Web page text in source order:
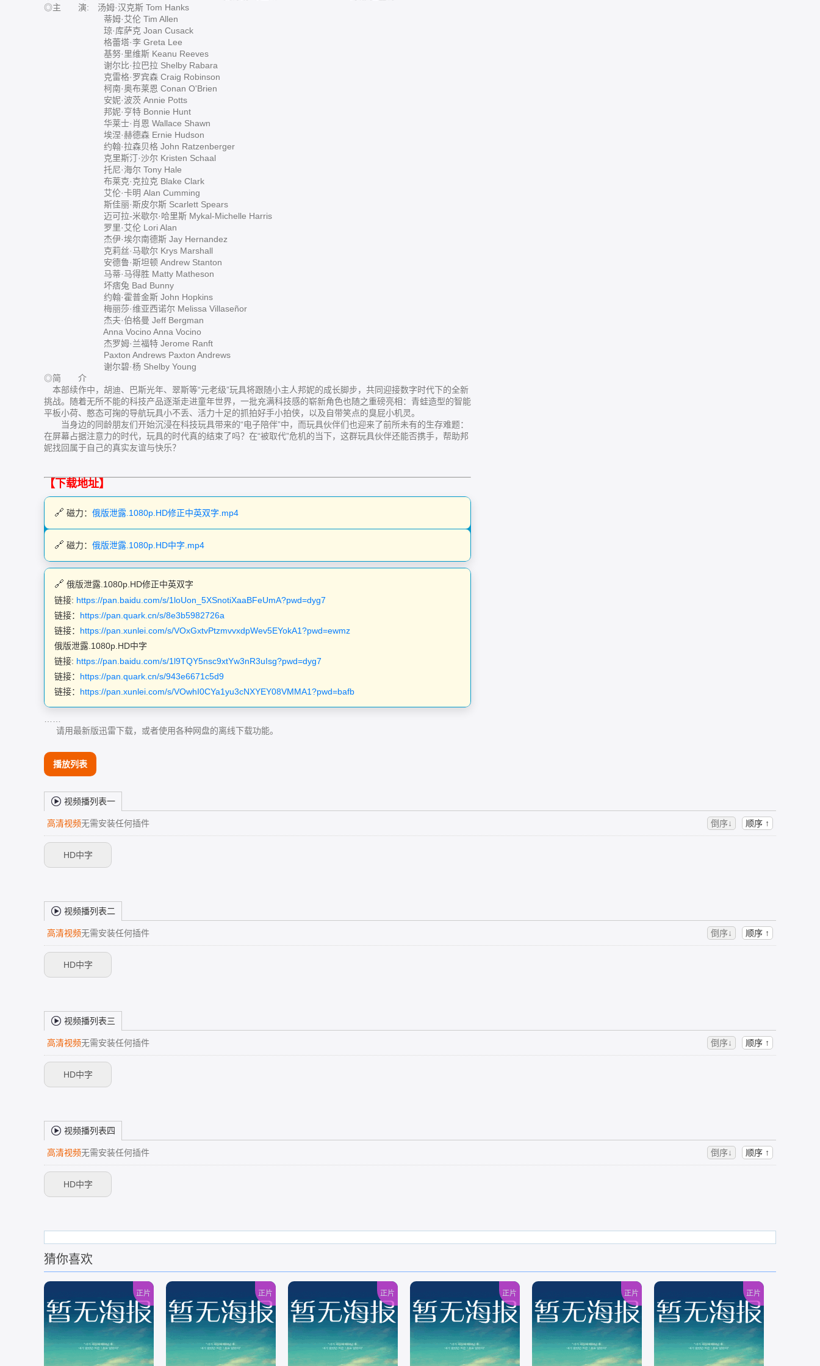
◎主 演: 汤姆·汉克斯 Tom Hanks
蒂姆·艾伦 Tim Allen
琼·库萨克 Joan Cusack
格蕾塔·李 Greta Lee
基努·里维斯 Keanu Reeves
谢尔比·拉巴拉 Shelby Rabara
克雷格·罗宾森 Craig Robinson
柯南·奥布莱恩 Conan O'Brien
安妮·波茨 Annie Potts
邦妮·亨特 Bonnie Hunt
华莱士·肖恩 Wallace Shawn
埃涅·赫德森 Ernie Hudson
约翰·拉森贝格 John Ratzenberger
克里斯汀·沙尔 Kristen Schaal
托尼·海尔 Tony Hale
布莱克·克拉克 Blake Clark
艾伦·卡明 Alan Cumming
斯佳丽·斯皮尔斯 Scarlett Spears
迈可拉-米歇尔·哈里斯 Mykal-Michelle Harris
罗里·艾伦 Lori Alan
杰伊·埃尔南德斯 Jay Hernandez
克莉丝·马歇尔 Krys Marshall
安德鲁·斯坦顿 Andrew Stanton
马蒂·马得胜 Matty Matheson
坏痞兔 Bad Bunny
约翰·霍普金斯 John Hopkins
梅丽莎·维亚西诺尔 Melissa Villaseñor
杰夫·伯格曼 Jeff Bergman
Anna Vocino Anna Vocino
杰罗姆·兰福特 Jerome Ranft
Paxton Andrews Paxton Andrews
谢尔碧·杨 Shelby Young
◎简 介
本部续作中，胡迪、巴斯光年、翠斯等“元老级”玩具将跟随小主人邦妮的成长脚步，共同迎接数字时代下的全新
挑战。随着无所不能的科技产品逐渐走进童年世界，一批充满科技感的崭新角色也随之重磅亮相：青蛙造型的智能
平板小荷、憨态可掬的导航玩具小不丢、活力十足的抓拍好手小拍侠，以及自带笑点的臭屁小机灵。
当身边的同龄朋友们开始沉浸在科技玩具带来的“电子陪伴”中，而玩具伙伴们也迎来了前所未有的生存难题：
在屏幕占据注意力的时代，玩具的时代真的结束了吗？在“被取代”危机的当下，这群玩具伙伴还能否携手，帮助邦
妮找回属于自己的真实友谊与快乐？
【下载地址】
磁力： 俄版泄露.1080p.HD修正中英双字.mp4
磁力： 俄版泄露.1080p.HD中字.mp4
俄版泄露.1080p.HD修正中英双字
链接: https://pan.baidu.com/s/1loUon_5XSnotiXaaBFeUmA?pwd=dyg7
链接： https://pan.quark.cn/s/8e3b5982726a
链接： https://pan.xunlei.com/s/VOxGxtvPtzmvvxdpWev5EYokA1?pwd=ewmz
俄版泄露.1080p.HD中字
链接: https://pan.baidu.com/s/1l9TQY5nsc9xtYw3nR3uIsg?pwd=dyg7
链接： https://pan.quark.cn/s/943e6671c5d9
链接： https://pan.xunlei.com/s/VOwhI0CYa1yu3cNXYEY08VMMA1?pwd=bafb
请用最新版迅雷下载，或者使用各种网盘的离线下载功能。
播放列表
视频播列表一
高清视频无需安装任何插件 倒序↓ 顺序 ↑
HD中字
视频播列表二
高清视频无需安装任何插件 倒序↓ 顺序 ↑
HD中字
视频播列表三
高清视频无需安装任何插件 倒序↓ 顺序 ↑
HD中字
视频播列表四
高清视频无需安装任何插件 倒序↓ 顺序 ↑
HD中字
猜你喜欢
正片 正片 正片 正片 正片 正片